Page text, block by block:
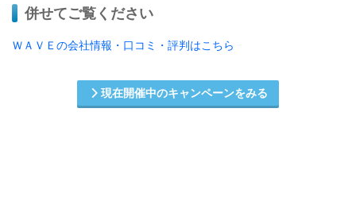
併せてご覧ください
ＷＡＶＥの会社情報・口コミ・評判はこちら
現在開催中のキャンペーンをみる